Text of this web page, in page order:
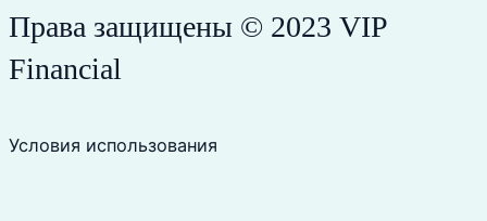
Права защищены © 2023 VIP
Financial
Условия использования